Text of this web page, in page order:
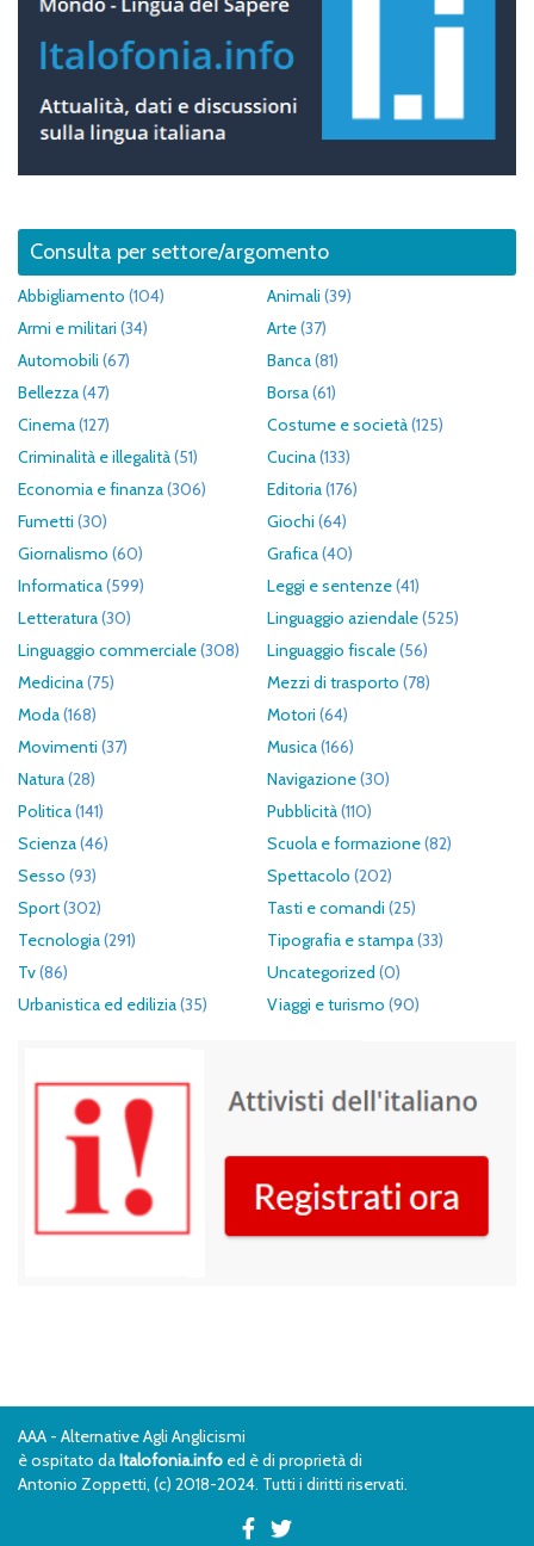
Consulta per settore/argomento
Abbigliamento (104) Animali (39)
Armi e militari (34) Arte(37)
Automobili (67) Banca(81)
Bellezza(47) Borsa(61)
Cinema(127) Costume e società(125)
Criminalità e illegalità(51) Cucina(133)
Economia e finanza(306) Editoria(176)
Fumetti (30) Giochi (64)
Giornalismo (60) Grafica(40)
Informatica(599) Leggi e sentenze(41)
Letteratura(30) Linguaggio aziendale(525)
Linguaggio commerciale(308) Linguaggio fiscale(56)
Medicina(75) Mezzi di trasporto (78)
Moda(168) Motori (64)
Movimenti (37) Musica(166)
Natura(28) Navigazione(30)
Politica(141) Pubblicità(110)
Scienza(46) Scuola e formazione(82)
Sesso (93) Spettacolo (202)
Sport(302) Tasti e comandi (25)
Tecnologia(291) Tipografia e stampa(33)
Tv(86) Uncategorized (0)
Urbanistica ed edilizia(35) Viaggi e turismo (90)
AAA - Alternative Agli Anglicismi
è ospitato daItalofonia.info ed è di proprietà di
Antonio Zoppetti, (c) 2018-2024. Tutti i diritti riservati.